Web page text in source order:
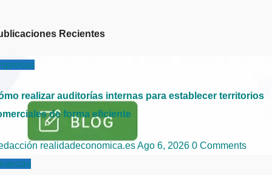
Recientes
realizar auditorías internas para establecer territorios
de forma eficiente
realidadeconomica.esAgo 6, 2026 0 Comments